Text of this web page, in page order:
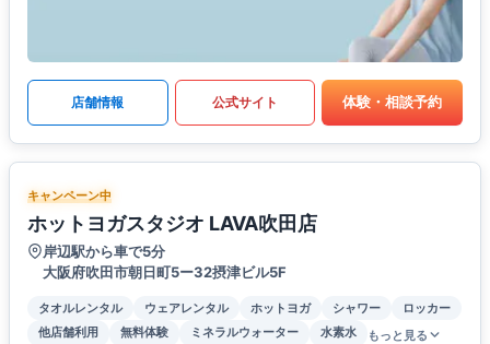
店舗情報 公式サイト 体験・相談予約
キャンペーン中
ホットヨガスタジオ LAVA吹田店
岸辺駅から車で5分
大阪府吹田市朝日町5ー32摂津ビル5F
タオルレンタル ウェアレンタル ホットヨガ シャワー
ロッカー
他店舗利用
無料体験 ミネラルウォーター 水素水 もっと見る